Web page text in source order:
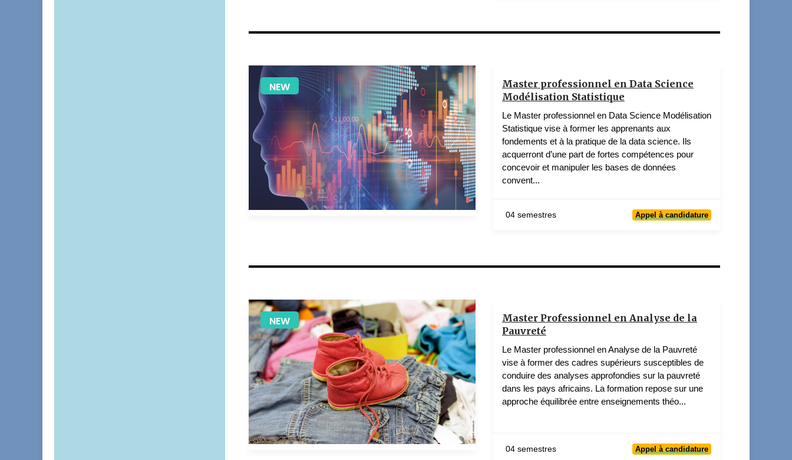
NEW
Master professionnel en Data Science
Modélisation Statistique
Le Master professionnel en Data Science Modélisation
Statistique vise à former les apprenants aux
fondements et à la pratique de la data science. Ils
acquerront d’une part de fortes compétences pour
concevoir et manipuler les bases de données
convent...
04 semestres Appel à candidature
NEW
Master Professionnel en Analyse de la
Pauvreté
Le Master professionnel en Analyse de la Pauvreté
vise à former des cadres supérieurs susceptibles de
conduire des analyses approfondies sur la pauvreté
dans les pays africains. La formation repose sur une
approche équilibrée entre enseignements théo...
04 semestres Appel à candidature